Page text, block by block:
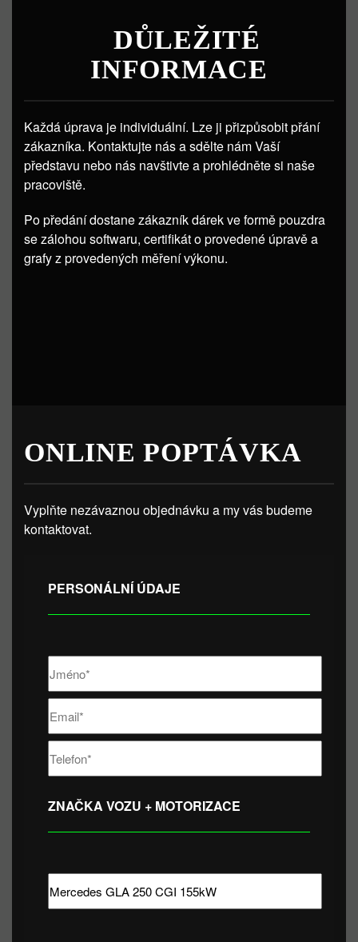
DŮLEŽITÉ
INFORMACE
Každá úprava je individuální. Lze ji přizpůsobit přání
zákazníka. Kontaktujte nás a sdělte nám Vaší
představu nebo nás navštivte a prohlédněte si naše
pracoviště.
Po předání dostane zákazník dárek ve formě pouzdra
se zálohou softwaru, certifikát o provedené úpravě a
grafy z provedených měření výkonu.
ONLINE POPTÁVKA
Vyplňte nezávaznou objednávku a my vás budeme
kontaktovat.
PERSONÁLNÍ ÚDAJE
ZNAČKA VOZU + MOTORIZACE